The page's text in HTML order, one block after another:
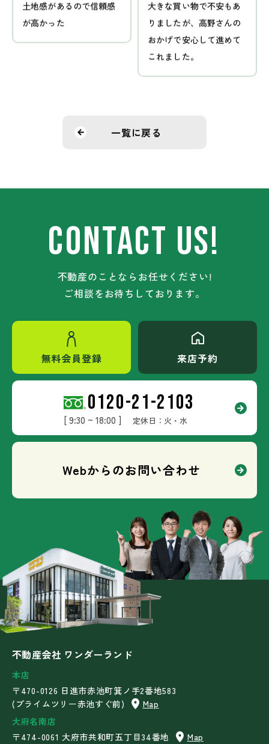
土地感があるので信頼感
が高かった
大きな買い物で不安もあ
りましたが、高野さんの
おかげで安心して進めて
これました。
一覧に戻る
CONTACT US!
不動産のことならお任せください!
ご相談をお待ちしております。
無料会員登録 来店予約
0120-21-2103
[ 9:30 ~ 18:00 ] 定休日：火・水
Webからのお問い合わせ
不動産会社 ワンダーランド
本店
〒470-0126 日進市赤池町箕ノ手2番地583
(プライムツリー赤池すぐ前)
Map
大府名南店
〒474-0061 大府市共和町五丁目34番地
Map